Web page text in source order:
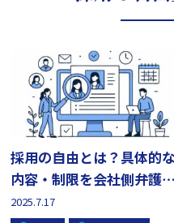
採用の自由とは？具体的な
内容・制限を会社側弁護士
が解説
2025.7.17